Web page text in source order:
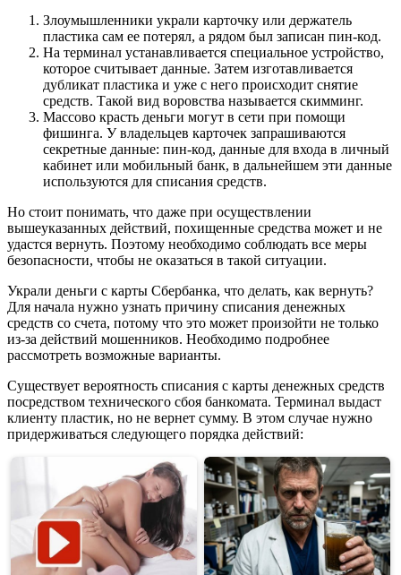
Злоумышленники украли карточку или держатель
пластика сам ее потерял, а рядом был записан пин-код.
На терминал устанавливается специальное устройство,
которое считывает данные. Затем изготавливается
дубликат пластика и уже с него происходит снятие
средств. Такой вид воровства называется скимминг.
Массово красть деньги могут в сети при помощи
фишинга. У владельцев карточек запрашиваются
секретные данные: пин-код, данные для входа в личный
кабинет или мобильный банк, в дальнейшем эти данные
используются для списания средств.
Но стоит понимать, что даже при осуществлении
вышеуказанных действий, похищенные средства может и не
удастся вернуть. Поэтому необходимо соблюдать все меры
безопасности, чтобы не оказаться в такой ситуации.
Украли деньги с карты Сбербанка, что делать, как вернуть?
Для начала нужно узнать причину списания денежных
средств со счета, потому что это может произойти не только
из-за действий мошенников. Необходимо подробнее
рассмотреть возможные варианты.
Существует вероятность списания с карты денежных средств
посредством технического сбоя банкомата. Терминал выдаст
клиенту пластик, но не вернет сумму. В этом случае нужно
придерживаться следующего порядка действий: